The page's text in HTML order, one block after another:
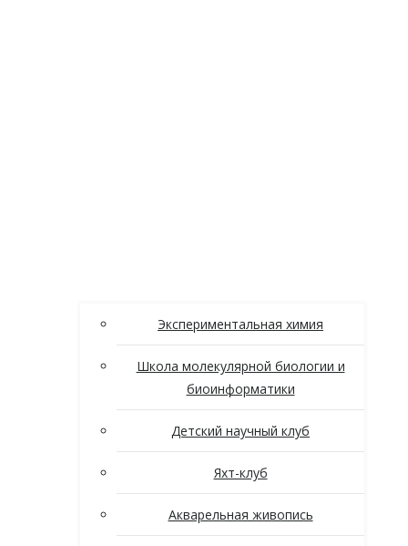
Экспериментальная химия
Школа молекулярной биологии и
биоинформатики
Детский научный клуб
Яхт-клуб
Акварельная живопись